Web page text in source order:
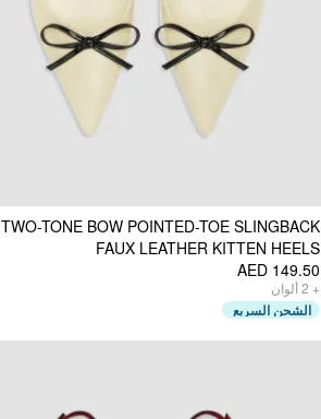
TWO-TONE BOW POINTED-TOE SLINGBACK
FAUX LEATHER KITTEN HEELS
AED 149.50
+
2ألوان
الشحن السريع